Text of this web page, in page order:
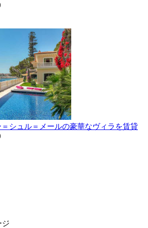
シュル＝メールの豪華なヴィラを賃貸
ジ